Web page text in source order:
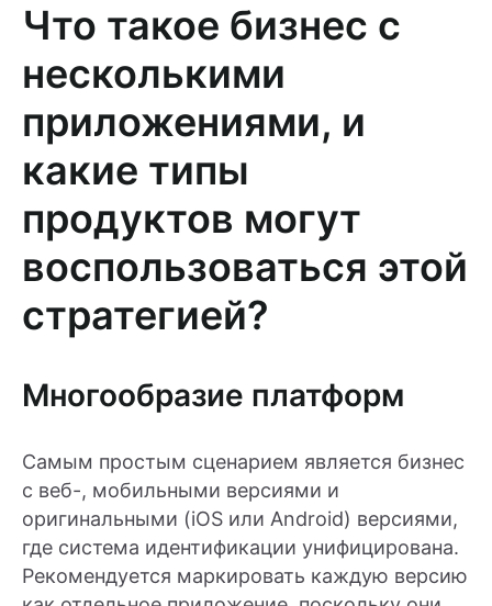
Что такое бизнес с
несколькими
приложениями, и
какие типы
продуктов могут
воспользоваться этой
стратегией?
Многообразие платформ
Самым простым сценарием является бизнес
с веб-, мобильными версиями и
оригинальными (iOS или Android) версиями,
где система идентификации унифицирована.
Рекомендуется маркировать каждую версию